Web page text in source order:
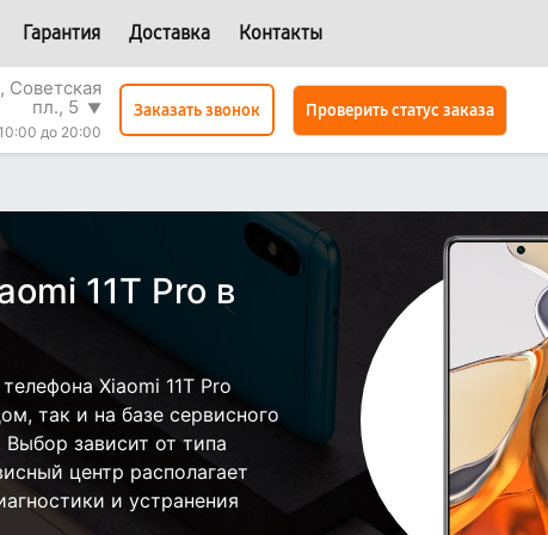
Гарантия Доставка Контакты
Советская
пл., 5 ▼
до 20:00
Заказать звонок Проверить статус заказа
11T Pro в
Xiaomi 11T Pro
так и на базе сервисного
зависит от типа
центр располагает
и устранения